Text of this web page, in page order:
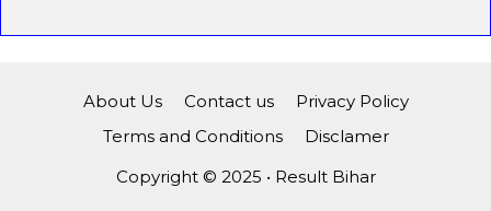
About Us Contact us
Privacy Policy
Terms and Conditions
Disclamer
Copyright © 2025 • Result Bihar